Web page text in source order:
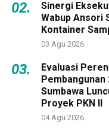
02.
Sinergi
Wabup Ansori
Kontainer
03 Agu 2026
03.
Evaluasi
Pembangunan
Sumbawa
Proyek PKN II
04 Agu 2026